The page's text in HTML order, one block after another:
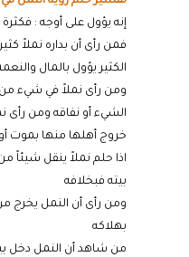
إنه يؤول على أوجه :
فمن رأى أن بداره نملاً
الكثير يؤول بالمال
ومن رأى نملاً في شيء من
الشيء أو نفاقه ومن رأى
خروج أهلها منها بموت
اذا حلم نملاً ينقل شيئاً
بيته فبخلافه
ومن رأى أن النمل يخرج
بهلاكه
من شاهد أن النمل دخل